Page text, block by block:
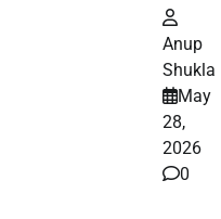
पर हुईं वायरल
Anup
Shukla
May
28,
2026
0